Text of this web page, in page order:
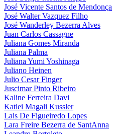
José Vicente Santos de Mendonça
José Walter Vazquez Filho
José Wanderley Bezerra Alves
Juan Carlos Cassagne
Juliana Gomes Miranda
Juliana Palma
Juliana Yumi Yoshinaga
Juliano Heinen
Julio Cesar Finger
Juscimar Pinto Ribeiro
Kaline Ferreira Davi
Katlei Magali Kussler
Lais De Figueiredo Lopes
Lara Freire Bezerra de SantAnna